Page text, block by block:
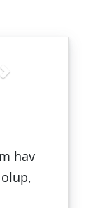
hav